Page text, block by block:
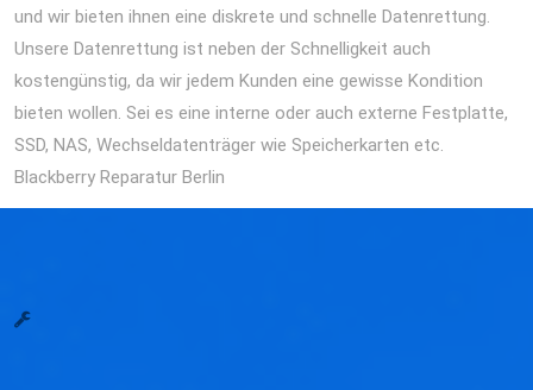
und wir bieten ihnen eine diskrete und schnelle Datenrettung.
Unsere Datenrettung ist neben der Schnelligkeit auch
kostengünstig, da wir jedem Kunden eine gewisse Kondition
bieten wollen. Sei es eine interne oder auch externe Festplatte,
SSD, NAS, Wechseldatenträger wie Speicherkarten etc.
Blackberry Reparatur Berlin